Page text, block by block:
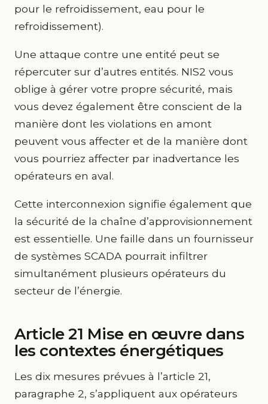
pour le refroidissement, eau pour le
refroidissement).
Une attaque contre une entité peut se
répercuter sur d’autres entités. NIS2 vous
oblige à gérer votre propre sécurité, mais
vous devez également être conscient de la
manière dont les violations en amont
peuvent vous affecter et de la manière dont
vous pourriez affecter par inadvertance les
opérateurs en aval.
Cette interconnexion signifie également que
la sécurité de la chaîne d’approvisionnement
est essentielle. Une faille dans un fournisseur
de systèmes SCADA pourrait infiltrer
simultanément plusieurs opérateurs du
secteur de l’énergie.
Article 21 Mise en œuvre dans
les contextes énergétiques
Les dix mesures prévues à l’article 21,
paragraphe 2, s’appliquent aux opérateurs